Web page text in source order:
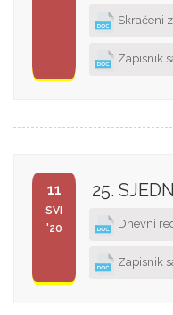
Skraćeni
Zapisnik
11
SVI
'20
25.
Dnevni
Zapisnik